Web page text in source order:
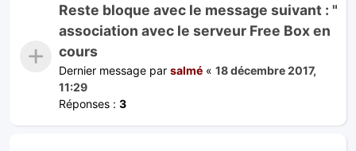
Reste bloque avec le message suivant : "
association avec le serveur Free Box en
cours
Dernier message par salmé « 18 décembre 2017,
11:29
Réponses : 3